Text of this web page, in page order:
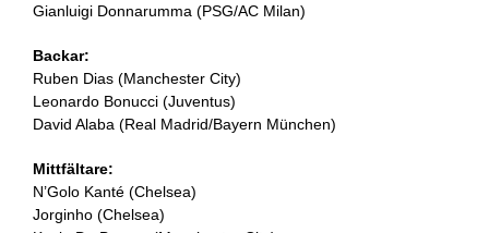
Gianluigi Donnarumma (PSG/AC Milan)
Backar:
Ruben Dias (Manchester City)
Leonardo Bonucci (Juventus)
David Alaba (Real Madrid/Bayern München)
Mittfältare:
N’Golo Kanté (Chelsea)
Jorginho (Chelsea)